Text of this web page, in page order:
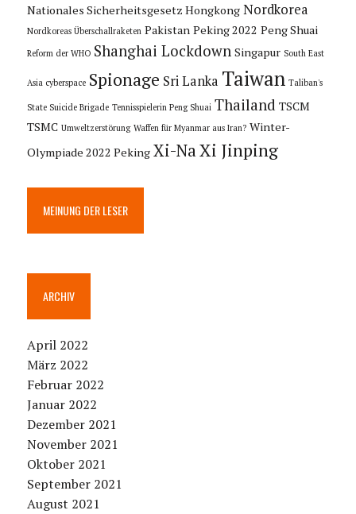
Nationales Sicherheitsgesetz Hongkong Nordkorea
Nordkoreas Überschallraketen Pakistan Peking 2022 Peng Shuai
Reform der WHO Shanghai Lockdown Singapur South East
Asia cyberspace Spionage Sri Lanka Taiwan Taliban's
State Suicide Brigade Tennisspielerin Peng Shuai Thailand TSCM
TSMC Umweltzerstörung Waffen für Myanmar aus Iran? Winter-
Olympiade 2022 Peking Xi-NaXi Jinping
MEINUNG DER LESER
ARCHIV
April 2022
März 2022
Februar 2022
Januar 2022
Dezember 2021
November 2021
Oktober 2021
September 2021
August 2021